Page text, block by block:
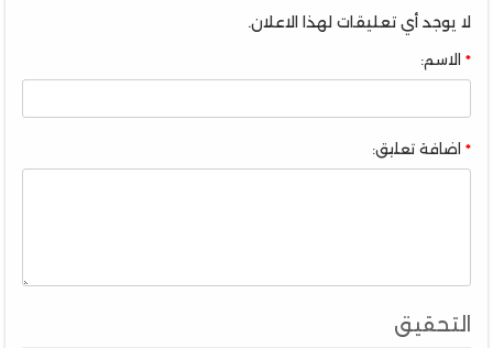
لا يوجد أي تعليقات لهذا الاعلان.
الاسم:
اضافة تعليق:
التحقيق